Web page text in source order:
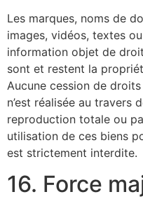
Les marques, noms de
images, vidéos, textes
information objet de
sont et restent la
Aucune cession de
n’est réalisée au travers
reproduction totale ou
utilisation de ces biens
est strictement interdite.
16. Force